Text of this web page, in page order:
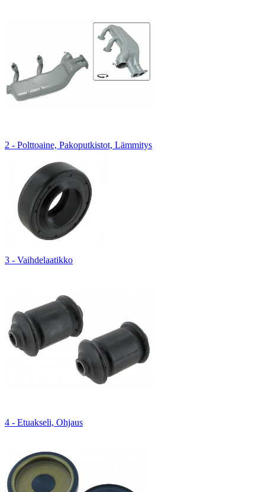
2 - Polttoaine, Pakoputkistot, Lämmitys
3 - Vaihdelaatikko
4 - Etuakseli, Ohjaus